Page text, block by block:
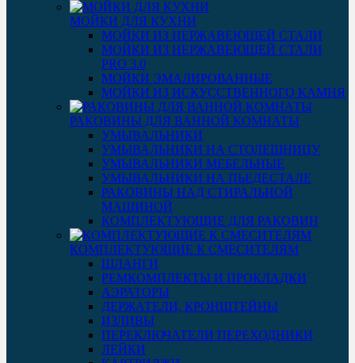
МОЙКИ ДЛЯ КУХНИ
МОЙКИ ИЗ НЕРЖАВЕЮЩЕЙ СТАЛИ
МОЙКИ ИЗ НЕРЖАВЕЮЩЕЙ СТАЛИ
PRO 3.0
МОЙКИ ЭМАЛИРОВАННЫЕ
МОЙКИ ИЗ ИСКУССТВЕННОГО КАМНЯ
РАКОВИНЫ ДЛЯ ВАННОЙ КОМНАТЫ
УМЫВАЛЬНИКИ
УМЫВАЛЬНИКИ НА СТОЛЕШНИЦУ
УМЫВАЛЬНИКИ МЕБЕЛЬНЫЕ
УМЫВАЛЬНИКИ НА ПЬЕДЕСТАЛЕ
РАКОВИНЫ НАД СТИРАЛЬНОЙ
МАШИНОЙ
КОМПЛЕКТУЮЩИЕ ДЛЯ РАКОВИН
КОМПЛЕКТУЮЩИЕ К СМЕСИТЕЛЯМ
ШЛАНГИ
РЕМКОМПЛЕКТЫ И ПРОКЛАДКИ
АЭРАТОРЫ
ДЕРЖАТЕЛИ, КРОНШТЕЙНЫ
ИЗЛИВЫ
ПЕРЕКЛЮЧАТЕЛИ ПЕРЕХОДНИКИ
ЛЕЙКИ